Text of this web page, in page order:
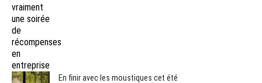
En finir avec les moustiques cet été